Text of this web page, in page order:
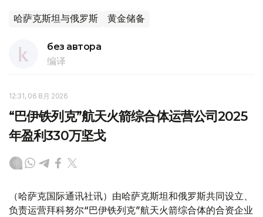
哈萨克斯坦与俄罗斯 黄金储备
без автора
编译
12:31, 06 8月 2026
“巴伊铁列克”航天火箭综合体运营公司2025
年盈利330万坚戈
（哈萨克国际通讯社讯）由哈萨克斯坦和俄罗斯共同设立、
负责运营拜科努尔“巴伊铁列克”航天火箭综合体的合资企业